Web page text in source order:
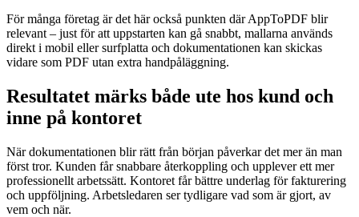
För många företag är det här också punkten där AppToPDF blir
relevant – just för att uppstarten kan gå snabbt, mallarna används
direkt i mobil eller surfplatta och dokumentationen kan skickas
vidare som PDF utan extra handpåläggning.
Resultatet märks både ute hos kund och
inne på kontoret
När dokumentationen blir rätt från början påverkar det mer än man
först tror. Kunden får snabbare återkoppling och upplever ett mer
professionellt arbetssätt. Kontoret får bättre underlag för fakturering
och uppföljning. Arbetsledaren ser tydligare vad som är gjort, av
vem och när.